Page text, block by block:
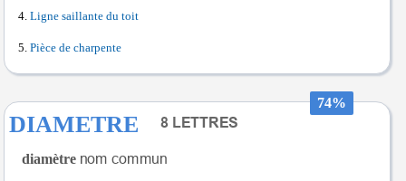
Ligne saillante du toit
Pièce de charpente
74%
DIAMETRE
diamètre